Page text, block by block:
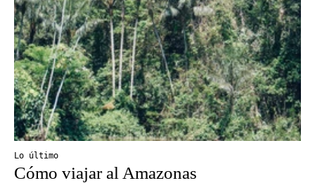
Lo último
Cómo viajar al Amazonas